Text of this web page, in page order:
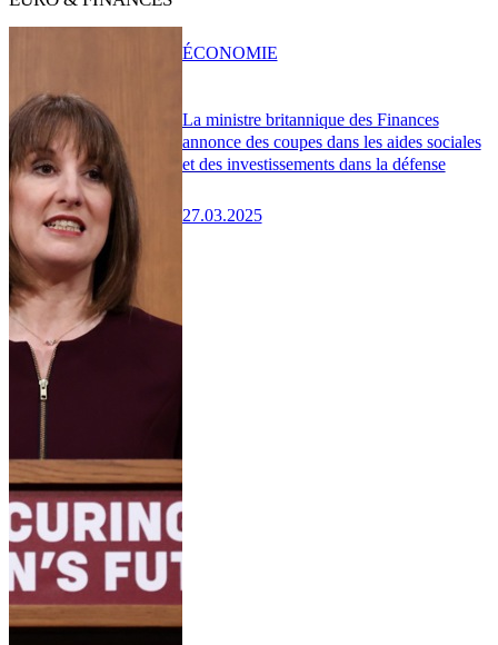
La ministre britannique des Finances
annonce des coupes dans les aides sociales
et des investissements dans la défense
27.03.2025
ÉCONOMIE